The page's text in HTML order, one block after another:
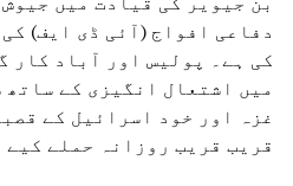
دفاعی افواج (آئی ڈی ایف)
کی ہے۔ پولیس اور آباد کار
میں اشتعال انگیزی کے
غزہ اور خود اسرائیل کے
قریب قریب روزانہ حملے کیے